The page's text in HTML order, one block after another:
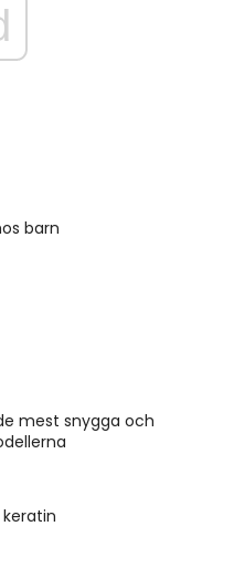
barn
mest snygga och